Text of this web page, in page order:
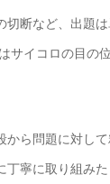
切断など、出題は
サイコロの目の
から問題に対し
丁寧に取り組みた